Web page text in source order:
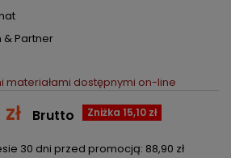
& Partner
materiałami dostępnymi on-line
Zniżka 15,10 zł
Brutto
30 dni przed promocją: 88,90 zł